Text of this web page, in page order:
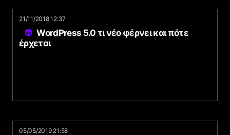
21/11/2018 12:37
WordPress 5.0 τι νέο φέρνει και πότε
έρχεται
05/05/2019 21:58